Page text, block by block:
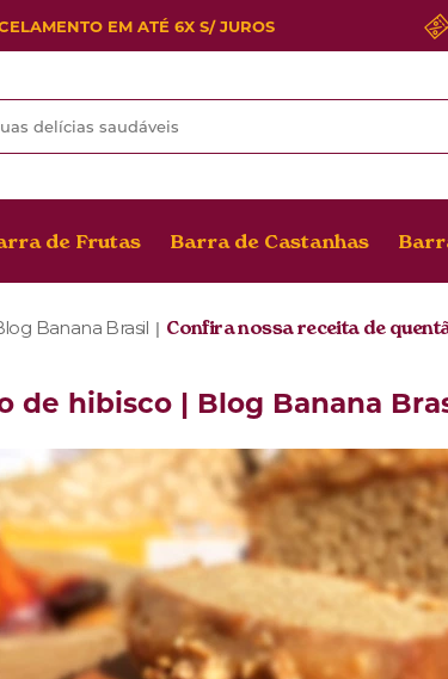
EM ATÉ 6X S/ JUROS
de Frutas Barra de Castanhas
Banana Brasil | Confira nossa receita de
de hibisco | Blog Banana